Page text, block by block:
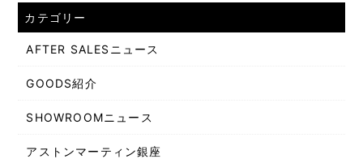
カテゴリー
AFTER SALESニュース
GOODS紹介
SHOWROOMニュース
アストンマーティン銀座